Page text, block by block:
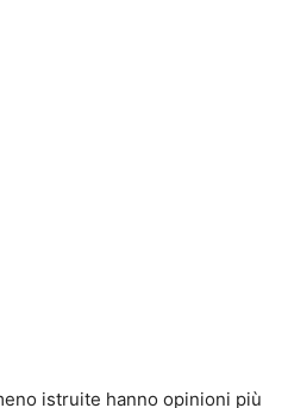
istruite hanno opinioni più